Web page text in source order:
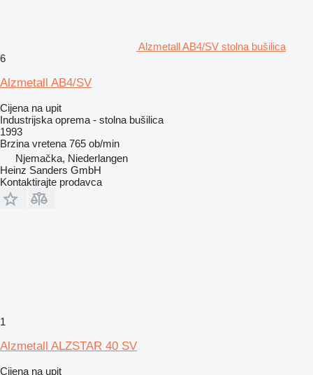
Alzmetall AB4/SV stolna bušilica
6
Alzmetall AB4/SV
Cijena na upit
Industrijska oprema - stolna bušilica
1993
Brzina vretena 765 ob/min
Njemačka, Niederlangen
Heinz Sanders GmbH
Kontaktirajte prodavca
1
Alzmetall ALZSTAR 40 SV
Cijena na upit